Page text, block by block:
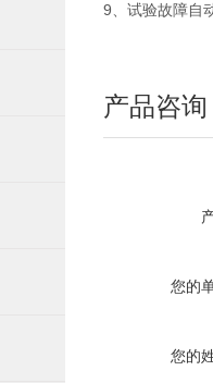
9、试验故障自
产品咨询
您的
您的